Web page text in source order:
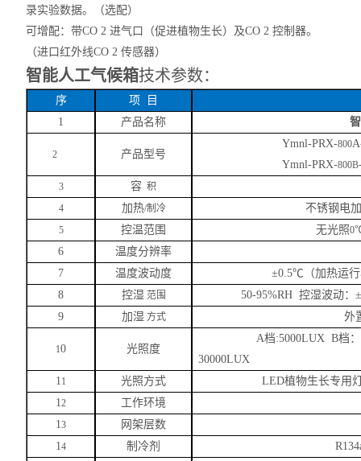
录实验数据。（选配）
可增配：带CO 2 进气口（促进植物生长）及CO 2 控制器。
（进口红外线CO 2 传感器）
智能人工气候箱技术参数：
序 项 目
1
产品名称
2 产品型号
Ymnl-PRX-800
Ymnl-PRX-800B
3 容 积
4
加热/制冷 不锈钢电
5 控温范围 无光照
6
温度分辨率
7
温度波动度
±0.5℃（加热运
8
控湿 范围
50-95%RH 控湿波动：
9
加湿 方式 外
10 光照度
A档:5000LUX B档
30000LUX
11 光照方式
LED植物生长专用
12
工作环境
13
网架层数
14 制冷剂